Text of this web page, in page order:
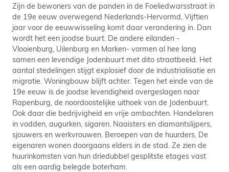
Zijn de bewoners van de panden in de Foeliedwarsstraat in
de 19e eeuw overwegend Nederlands-Hervormd, Vijftien
jaar voor de eeuwwisseling komt daar verandering in. Dan
wordt het een joodse buurt. De andere eilanden -
Vlooienburg, Uilenburg en Marken- vormen al hee lang
samen een levendige Jodenbuurt met dito straatbeeld. Het
aantal stedelingen stijgt explosief door de industrialisatie en
migratie. Woningbouw blijft achter. Tegen het einde van de
19e eeuw is de joodse levendigheid overgeslagen naar
Rapenburg, de noordoostelijke uithoek van de Jodenbuurt.
Ook daar die bedrijvigheid en vrije ambachten. Handelaren
in vodden, augurken, sigaren. Naaisters en diamantslijpers,
sjouwers en werkvrouwen. Beroepen van de huurders. De
eigenaren wonen doorgaans elders in de stad. Ze zien de
huurinkomsten van hun driedubbel gesplitste etages vast
als een aardig belegde boterham.